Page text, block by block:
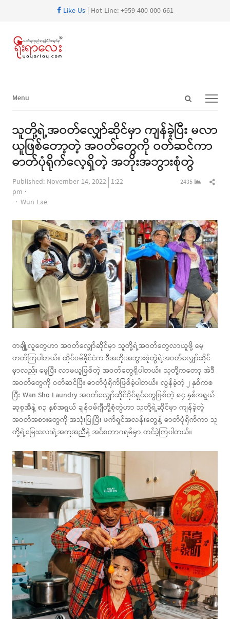
Like Us| Hot Line: +959 400 000 661
Open
Menu
Menu
သူတို့ရဲ့အဝတ်လျှော်ဆိုင်မှာ ကျန်ခဲ့ပြီး မလာ
ယူဖြစ်တော့တဲ့ အဝတ်တွေကို ဝတ်ဆင်ကာ
ဓာတ်ပုံရိုက်လေ့ရှိတဲ့ အဘိုးအဘွားစုံတွဲ
Published: November 14, 2022 1:22
pm
Author
Wun Lae
2435
တချို့လူတွေဟာ အဝတ်လျှော်ဆိုင်မှာ သူတို့ရဲ့အဝတ်တွေလာယူဖို့ မေ့
တတ်ကြပါတယ်။ ထိုင်ဝမ်နိုင်ငံက ဒီအဘိုးအဘွားစုံတွဲရဲ့အဝတ်လျှော်ဆိုင်
မှာလည်း မေ့ပြီး လာမယူဖြစ်တဲ့ အဝတ်တွေရှိပါတယ်။ သူတို့ကတော့ အဲဒီ
အဝတ်တွေကို ဝတ်ဆင်ပြီး ဓာတ်ပုံရိုက်ဖြစ်ခဲ့ပါတယ်။ လွန်ခဲ့တဲ့ ၂ နှစ်ကစ
ပြီး Wan Sho Laundry အဝတ်လျှော်ဆိုင်ပိုင်ရှင်တွေဖြစ်တဲ့ ၈၄ နှစ်အရွယ်
ဆုစူအီနဲ့ ၈၃ နှစ်အရွယ် ချန်ဝမ်ဂျီတို့စုံတွဲဟာ သူတို့ရဲ့ဆိုင်မှာ ကျန်ခဲ့တဲ့
အဝတ်အစားတွေကို အသုံးပြုပြီး ဖက်ရှင်အလန်းတွေနဲ့ ဓာတ်ပုံရိုက်ကာ သူ
တို့ရဲ့မြေးလေးရဲ့အကူအညီနဲ့ အင်စတာဂရမ်မှာ တင်ခဲ့ကြပါတယ်။